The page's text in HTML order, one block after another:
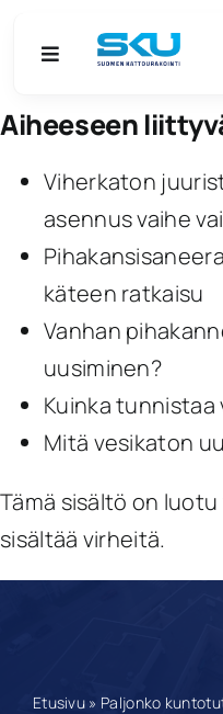
Toggle
Etusivu
Referenssit
Yritys
Yhteystiedot
Aiheeseen
Viherkaton
asennus vaihe
käteen ratkaisu
Vanhan
uusiminen?
Kuinka
Mitä vesikaton
Tämä sisältö on
sisältää virheitä.
Etusivu » Paljonko